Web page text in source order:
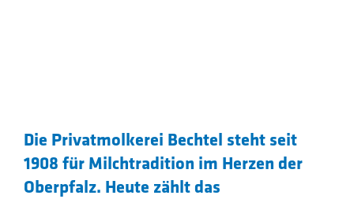
Die Privatmolkerei Bechtel steht seit
1908 für Milchtradition im Herzen der
Oberpfalz. Heute zählt das